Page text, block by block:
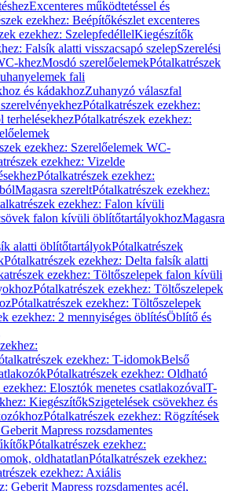
Excenteres működtetéssel és
ezekhez: Beépítőkészlet excenteres
ezekhez: SzelepfedéllelKiegészítők
Falsík alatti visszacsapó szelepSzerelési
khezMosdó szerelőelemekPótalkatrészek
fali
és kádakhozZuhanyzó válaszfal
Pótalkatrészek ezekhez:
terhelésekhezPótalkatrészek ezekhez:
ezekhez: Szerelőelemek WC-
ezekhez: Vizelde
Pótalkatrészek ezekhez:
Magasra szereltPótalkatrészek ezekhez:
ezekhez: Falon kívüli
falon kívüli öblítőtartályokhozMagasra
alatti öblítőtartályokPótalkatrészek
Pótalkatrészek ezekhez: Delta falsík alatti
ezekhez: Töltőszelepek falon kívüli
Pótalkatrészek ezekhez: Töltőszelepek
Pótalkatrészek ezekhez: Töltőszelepek
ezekhez: 2 mennyiséges öblítésÖblítő és
ezekhez: T-idomokBelső
Pótalkatrészek ezekhez: Oldható
Elosztók menetes csatlakozóvalT-
KiegészítőkSzigetelések csövekhez és
Pótalkatrészek ezekhez: Rögzítések
Mapress rozsdamentes
Pótalkatrészek ezekhez:
oldhatatlanPótalkatrészek ezekhez:
ezekhez: Axiális
Geberit Mapress rozsdamentes acél,